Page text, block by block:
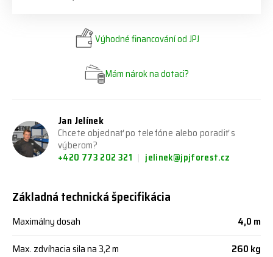
Výhodné financování od JPJ
Mám nárok na dotaci?
Jan Jelínek
Chcete objednať po telefóne alebo poradiť s
výberom?
+420 773 202 321
jelinek@jpjforest.cz
Základná technická špecifikácia
Maximálny dosah
4,0 m
Max. zdvíhacia sila na 3,2 m
260 kg